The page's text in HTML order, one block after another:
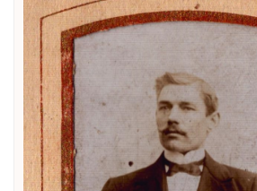
Zegt
de
klederdracht
iets?
Heeft
de
foto
een
typische
stijl?